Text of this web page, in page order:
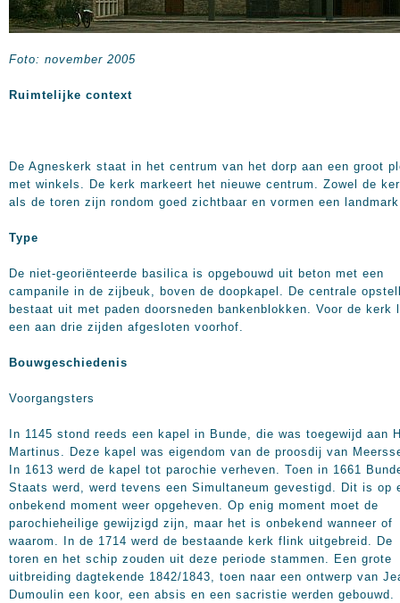
Foto: november 2005
Ruimtelijke context
De Agneskerk staat in het centrum van het dorp aan een groot
met winkels. De kerk markeert het nieuwe centrum. Zowel de
als de toren zijn rondom goed zichtbaar en vormen een
Type
De niet-georiënteerde basilica is opgebouwd uit beton met een
campanile in de zijbeuk, boven de doopkapel. De centrale
bestaat uit met paden doorsneden bankenblokken. Voor de kerk
een aan drie zijden afgesloten voorhof.
Bouwgeschiedenis
Voorgangsters
In 1145 stond reeds een kapel in Bunde, die was toegewijd aan
Martinus. Deze kapel was eigendom van de proosdij van
In 1613 werd de kapel tot parochie verheven. Toen in 1661
Staats werd, werd tevens een Simultaneum gevestigd. Dit is op
onbekend moment weer opgeheven. Op enig moment moet de
parochieheilige gewijzigd zijn, maar het is onbekend wanneer of
waarom. In de 1714 werd de bestaande kerk flink uitgebreid. De
toren en het schip zouden uit deze periode stammen. Een grote
uitbreiding dagtekende 1842/1843, toen naar een ontwerp van
Dumoulin een koor, een absis en een sacristie werden gebouwd.